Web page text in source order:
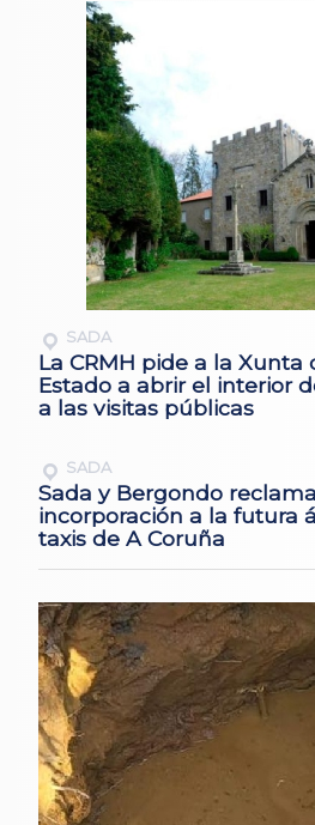
SADA
La CRMH pide a la
Estado a abrir el interior
a las visitas públicas
SADA
Sada y Bergondo
incorporación a la futura
taxis de A Coruña